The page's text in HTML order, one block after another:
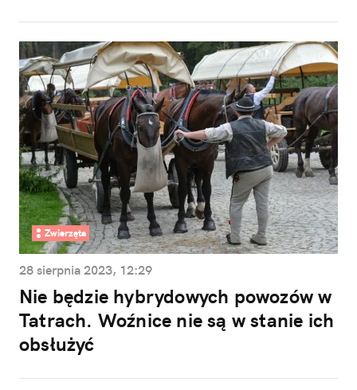
Zwierzęta
28 sierpnia 2023, 12:29
Nie będzie hybrydowych powozów w
Tatrach. Woźnice nie są w stanie ich
obsłużyć